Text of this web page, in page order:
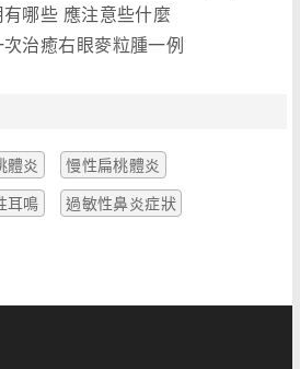
哪些 應注意些什麼
治癒右眼麥粒腫一例
體炎
慢性扁桃體炎
耳鳴
過敏性鼻炎症狀